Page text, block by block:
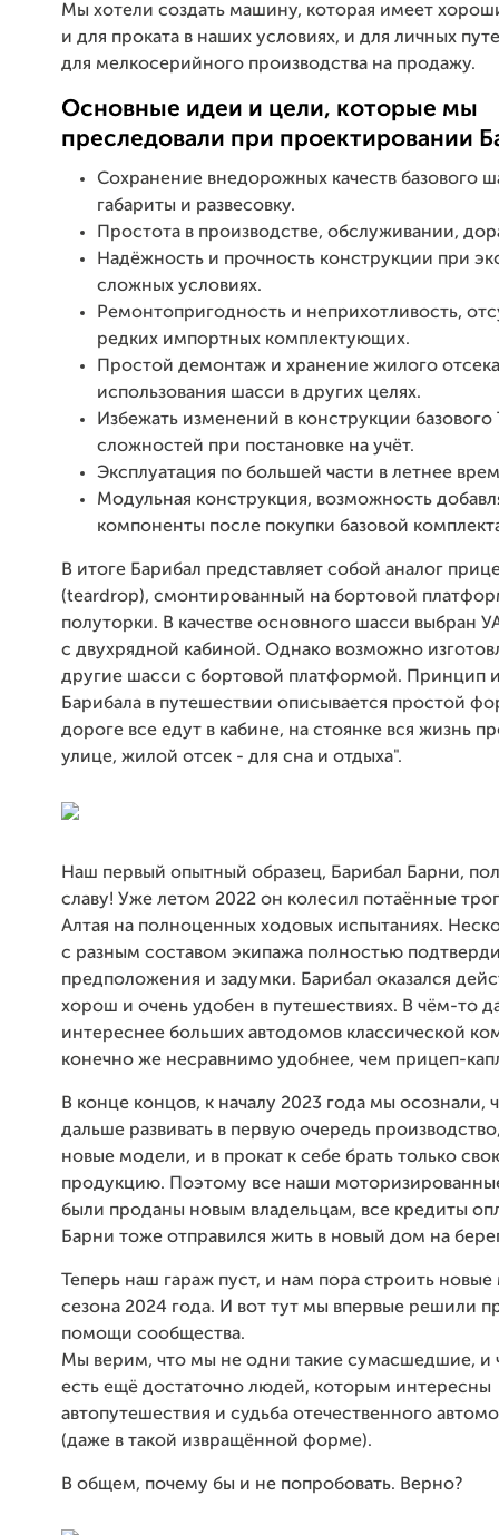
Мы хотели создать машину, которая имеет
и для проката в наших условиях, и для личных
для мелкосерийного производства на продажу.
Основные идеи и цели, которые мы
преследовали при проектировании
Сохранение внедорожных качеств базового
габариты и развесовку.
Простота в производстве, обслуживании,
Надёжность и прочность конструкции при
сложных условиях.
Ремонтопригодность и неприхотливость,
редких импортных комплектующих.
Простой демонтаж и хранение жилого
использования шасси в других целях.
Избежать изменений в конструкции базового
сложностей при постановке на учёт.
Эксплуатация по большей части в летнее
Модульная конструкция, возможность
компоненты после покупки базовой
В итоге Барибал представляет собой аналог
(teardrop), смонтированный на бортовой
полуторки. В качестве основного шасси выбран
с двухрядной кабиной. Однако возможно
другие шасси с бортовой платформой. Принцип
Барибала в путешествии описывается простой
дороге все едут в кабине, на стоянке вся жизнь
улице, жилой отсек - для сна и отдыха".
Наш первый опытный образец, Барибал Барни,
славу! Уже летом 2022 он колесил потаённые
Алтая на полноценных ходовых испытаниях.
с разным составом экипажа полностью
предположения и задумки. Барибал оказался
хорош и очень удобен в путешествиях. В чём-то
интереснее больших автодомов классической
конечно же несравнимо удобнее, чем прицеп-
В конце концов, к началу 2023 года мы осознали,
дальше развивать в первую очередь
новые модели, и в прокат к себе брать только
продукцию. Поэтому все наши
были проданы новым владельцам, все кредиты
Барни тоже отправился жить в новый дом на
Теперь наш гараж пуст, и нам пора строить
сезона 2024 года. И вот тут мы впервые решили
помощи сообщества.
Мы верим, что мы не одни такие сумасшедшие, и
есть ещё достаточно людей, которым интересны
автопутешествия и судьба отечественного
(даже в такой извращённой форме).
В общем, почему бы и не попробовать. Верно?